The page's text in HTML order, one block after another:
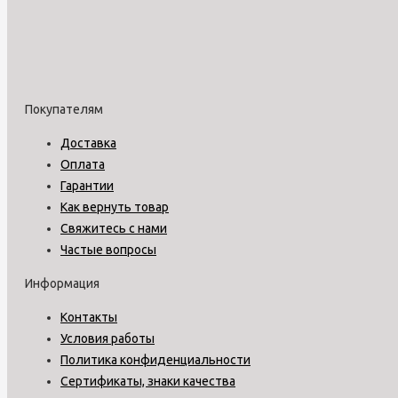
Покупателям
Доставка
Оплата
Гарантии
Как вернуть товар
Свяжитесь с нами
Частые вопросы
Информация
Контакты
Условия работы
Политика конфиденциальности
Сертификаты, знаки качества